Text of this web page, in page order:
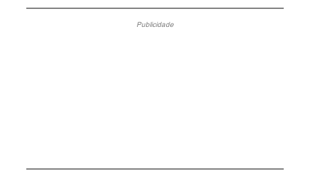
Publicidade